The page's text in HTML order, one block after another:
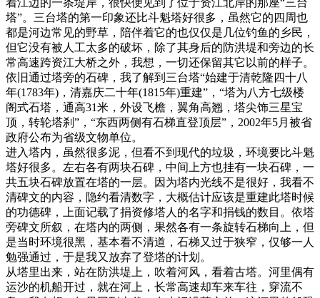
塔”。三台塔的第一印象还比斗魁塔好很多，虽然它的四周也
都是河边常见的野草，陪伴着它的也仅仅是几位钓鱼的乡民，
但它没有被人工太多的破坏，除了其身后的防洪堤和旁边的长
常高速跨资江大桥之外，我想，一切还保留其它以前的样子。
依旧通过塔旁的石碑，我了解到三台塔“始建于清乾隆四十八
年(1783年)，清嘉庆二十年(1815年)重建”，“塔为八方七级楼
阁式石塔，通高31米，外设飞檐，翼角高翘，塔尖饰三星宝
顶，转轮塔刹”，“东西两侧有石梯直登顶层”，2002年5月被省
政府公布为省级文物单位。
进入塔内，虽然很多泥，但看不到现代的垃圾，环境要比斗魁
塔好很多。左右各有两块石碑，中间上方也挂有一块石碑，一
共五块石碑放置在塔的一层。因为塔内光线不是很好，我看不
清碑文的内容，隐约看清数字，大概估计应该是重建此塔时候
的功德碑，上面记载了捐资修塔人的名字和捐钱的数目。依塔
旁碑文所叙，在塔内的两侧，果然各有一条旋转石梯向上，但
是当时环境很黑，基本看不清道，石梯又过于狭窄，仅够一人
勉强通过，于是我又放弃了登塔的计划。
从塔里出来，站在防洪堤上，吹着河风，看着古塔。河里偶有
运沙的机船开过，就在河上，长常高速却车来车往，穿流不